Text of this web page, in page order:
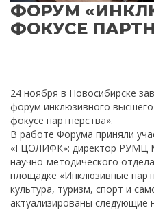
ФОРУМ
ФОКУСЕ
24 ноября в Новосибирске
форум инклюзивного
фокусе партнерства».
В работе Форума приняли
«ГЦОЛИФК»: директор РУМЦ
научно-методического
площадке «Инклюзивные
культура, туризм, спорт и
актуализированы следующие